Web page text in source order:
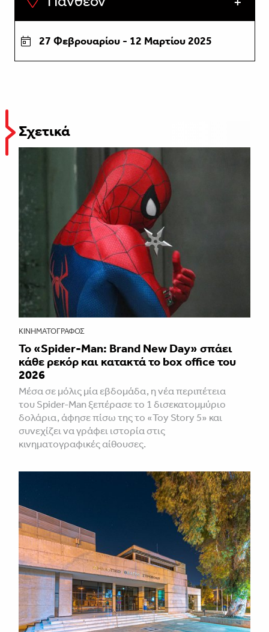
27 Φεβρουαρίου - 12 Μαρτίου 2025
Σχετικά
ΚΙΝΗΜΑΤΟΓΡΆΦΟΣ
Το «Spider-Man: Brand New Day» σπάει
κάθε ρεκόρ και κατακτά το box office του
2026
Μέσα σε μόλις μία εβδομάδα, η νέα περιπέτεια
του Spider-Man ξεπέρασε το 1 δισεκατομμύριο
δολάρια, άφησε πίσω της το «Toy Story 5» και
συνεχίζει να γράφει ιστορία στις
κινηματογραφικές αίθουσες.